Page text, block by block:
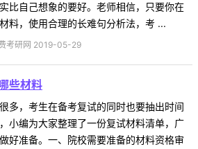
比自己想象的要好。老师相信，只要你在
料，使用合理的长难句分析法，考 ...
考研网 2019-05-29
些材料
多，考生在备考复试的同时也要抽出时间
小编为大家整理了一份复试材料清单，广
好准备。一、院校需要准备的材料资格审